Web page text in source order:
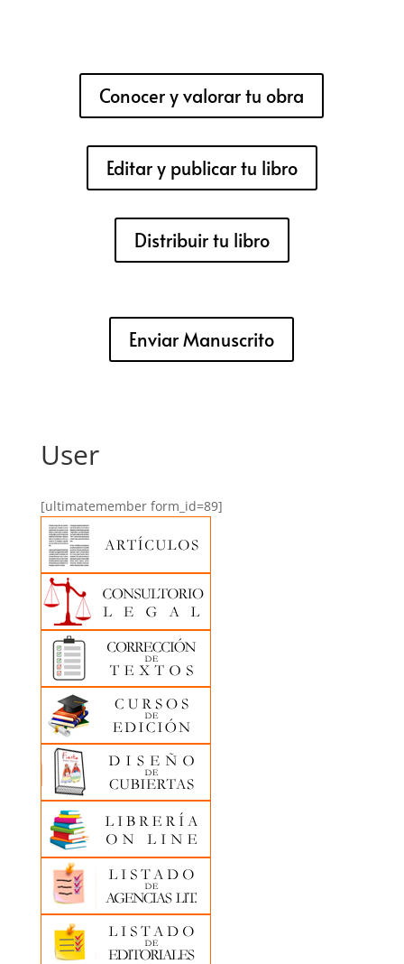
Conocer y valorar tu obra
Editar y publicar tu libro
Distribuir tu libro
Enviar Manuscrito
User
[ultimatemember form_id=89]